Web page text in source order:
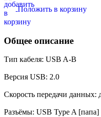
Положить в корзину
Общее описание
Тип кабеля: USB A-B
Версия USB: 2.0
Скорость передачи данных:
Разъёмы: USB Type A